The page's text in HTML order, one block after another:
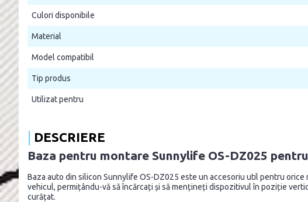
Culori disponibile
Material
Model compatibil
Tip produs
Utilizat pentru
DESCRIERE
Baza pentru montare Sunnylife OS-DZ025
Baza auto din silicon Sunnylife OS-DZ025 este un accesoriu util pentru
vehicul, permițându-vă să încărcați și să mențineți dispozitivul în poziție
curățat.